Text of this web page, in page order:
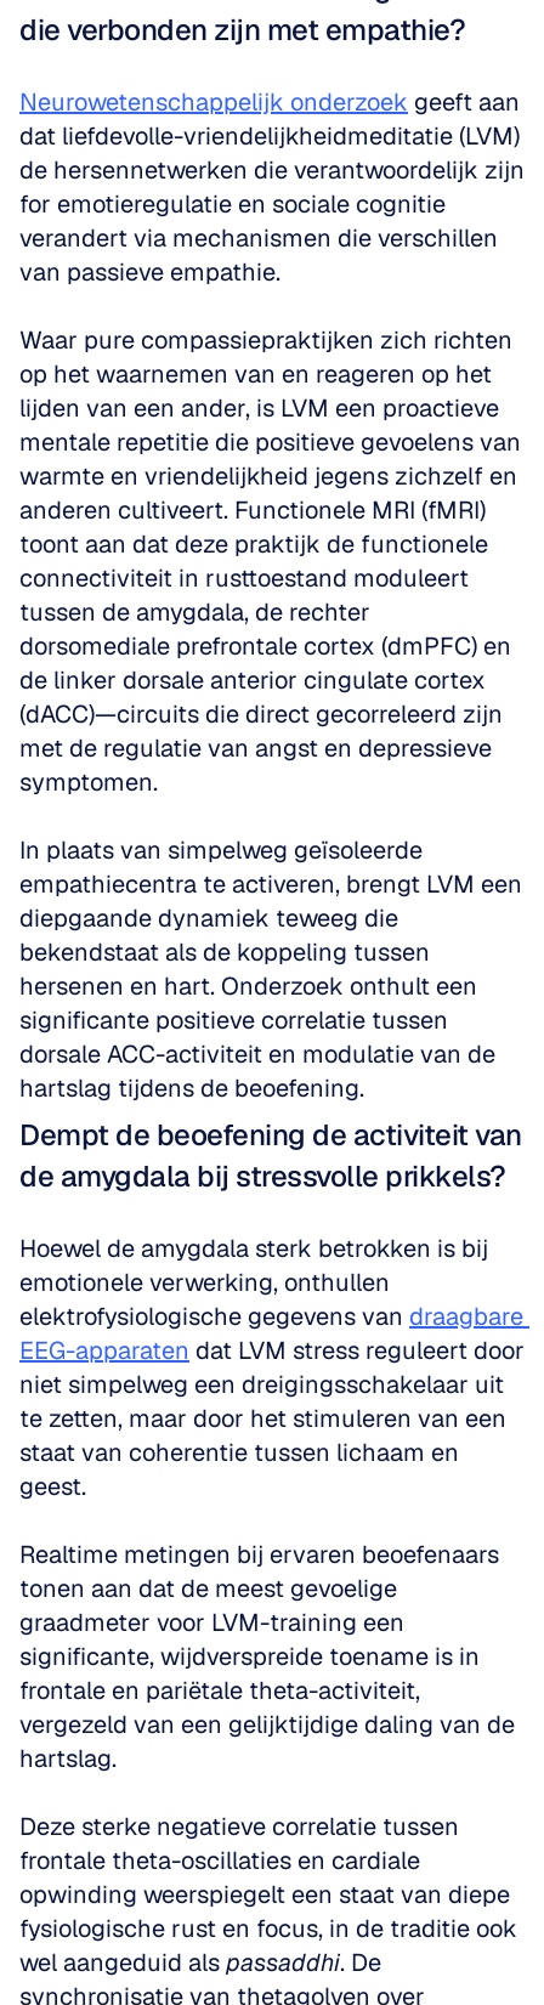
die verbonden zijn met empathie?
Neurowetenschappelijk onderzoek geeft aan
dat liefdevolle-vriendelijkheidmeditatie (LVM)
de hersennetwerken die verantwoordelijk zijn
for emotieregulatie en sociale cognitie
verandert via mechanismen die verschillen
van passieve empathie.
Waar pure compassiepraktijken zich richten
op het waarnemen van en reageren op het
lijden van een ander, is LVM een proactieve
mentale repetitie die positieve gevoelens van
warmte en vriendelijkheid jegens zichzelf en
anderen cultiveert. Functionele MRI (fMRI)
toont aan dat deze praktijk de functionele
connectiviteit in rusttoestand moduleert
tussen de amygdala, de rechter
dorsomediale prefrontale cortex (dmPFC) en
de linker dorsale anterior cingulate cortex
(dACC)—circuits die direct gecorreleerd zijn
met de regulatie van angst en depressieve
symptomen.
In plaats van simpelweg geïsoleerde
empathiecentra te activeren, brengt LVM een
diepgaande dynamiek teweeg die
bekendstaat als de koppeling tussen
hersenen en hart. Onderzoek onthult een
significante positieve correlatie tussen
dorsale ACC-activiteit en modulatie van de
hartslag tijdens de beoefening.
Dempt de beoefening de activiteit van
de amygdala bij stressvolle prikkels?
Hoewel de amygdala sterk betrokken is bij
emotionele verwerking, onthullen
elektrofysiologische gegevens van draagbare
EEG-apparaten dat LVM stress reguleert door
niet simpelweg een dreigingsschakelaar uit
te zetten, maar door het stimuleren van een
staat van coherentie tussen lichaam en
geest.
Realtime metingen bij ervaren beoefenaars
tonen aan dat de meest gevoelige
graadmeter voor LVM-training een
significante, wijdverspreide toename is in
frontale en pariëtale theta-activiteit,
vergezeld van een gelijktijdige daling van de
hartslag.
Deze sterke negatieve correlatie tussen
frontale theta-oscillaties en cardiale
opwinding weerspiegelt een staat van diepe
fysiologische rust en focus, in de traditie ook
wel aangeduid als passaddhi. De
synchronisatie van thetagolven over